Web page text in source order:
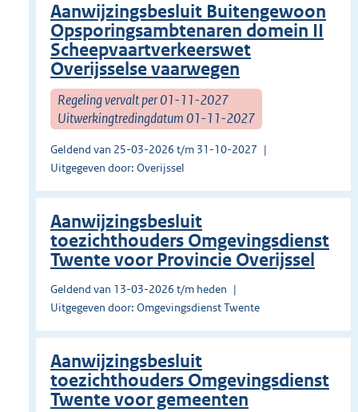
Aanwijzingsbesluit Buitengewoon
Opsporingsambtenaren domein II
Scheepvaartverkeerswet
Overijsselse vaarwegen
Regeling vervalt per 01-11-2027
Uitwerkingtredingdatum 01-11-2027
Geldend van 25-03-2026 t/m 31-10-2027
Uitgegeven door: Overijssel
Aanwijzingsbesluit
toezichthouders Omgevingsdienst
Twente voor Provincie Overijssel
Geldend van 13-03-2026 t/m heden
Uitgegeven door: Omgevingsdienst Twente
Aanwijzingsbesluit
toezichthouders Omgevingsdienst
Twente voor gemeenten